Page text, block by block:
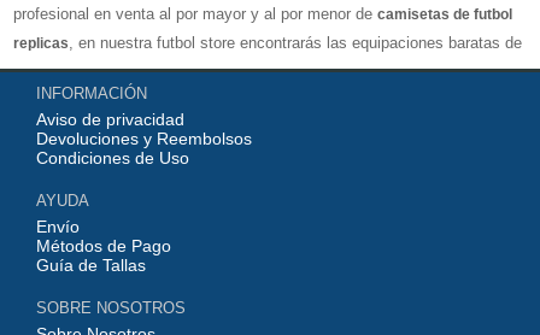
profesional en venta al por mayor y al por menor de camisetas de futbol
replicas
, en nuestra futbol store encontrarás las equipaciones baratas de
los clubes más importantes y los equipos nacionales más fuertes del
mundo, nuestro jersey es directamente de fábrica, lo que garantiza que la
serie de camisetas tenga una calidad numerosa, completa y excelente
con una variedad de estilos confiable, Actualizar rápidamente las
Barcelona, real madrid jersey, Atletico de Madrid shirt, camiseta
Manchester United...etc! Nuestra misión es ofrecer a los fanáticos del
fútbol los mejores precios y equipaciones de futbol de calidad perfecta,
INFORMACIÓN
Aviso de privacidad
Devoluciones y Reembolsos
Condiciones de Uso
AYUDA
Envío
Métodos de Pago
Guía de Tallas
SOBRE NOSOTROS